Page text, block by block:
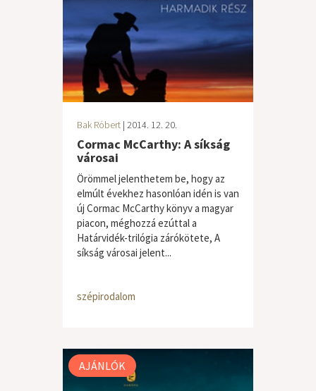
Bak Róbert | 2014. 12. 20.
Cormac McCarthy: A síkság
városai
Örömmel jelenthetem be, hogy az
elmúlt évekhez hasonlóan idén is van
új Cormac McCarthy könyv a magyar
piacon, méghozzá ezúttal a
Határvidék-trilógia zárókötete, A
síkság városai jelent...
szépirodalom
AJÁNLÓK